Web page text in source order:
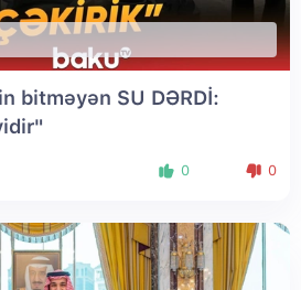
bitməyən SU DƏRDİ:
0 0